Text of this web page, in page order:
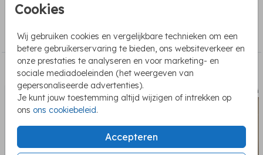
Cookies
Wij gebruiken cookies en vergelijkbare technieken om een
betere gebruikerservaring te bieden, ons websiteverkeer en
onze prestaties te analyseren en voor marketing- en
sociale mediadoeleinden (het weergeven van
gepersonaliseerde advertenties).
Je kunt jouw toestemming altijd wijzigen of intrekken op
ons ons cookiebeleid.
Accepteren
Memorybox
PASSEND BIJ DE KAART